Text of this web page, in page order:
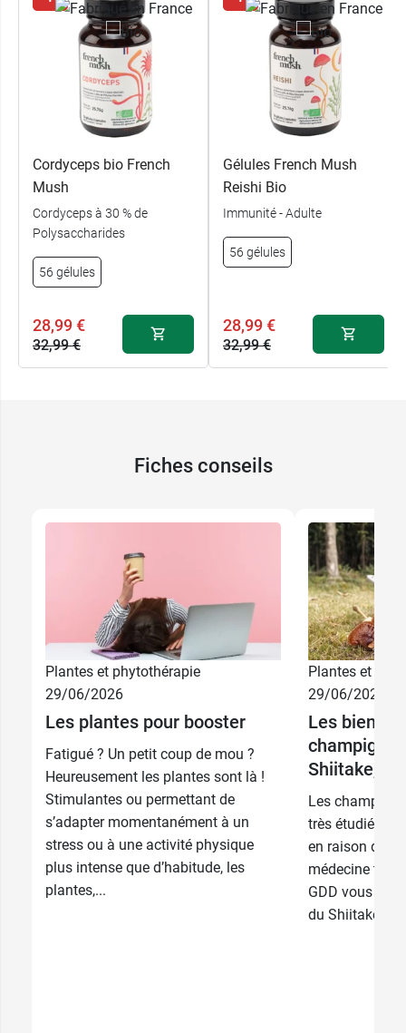
Cordyceps bio French
Mush
Cordyceps à 30 % de
Polysaccharides
56 gélules
28,99 €
32,99 €
Gélules French Mush
Reishi Bio
Immunité - Adulte
56 gélules
28,99 €
32,99 €
Fiches conseils
Plantes et phytothérapie
29/06/2026
Les plantes pour booster
Fatigué ? Un petit coup de mou ?
Heureusement les plantes sont là !
Stimulantes ou permettant de
s’adapter momentanément à un
stress ou à une activité physique
plus intense que d’habitude, les
plantes,...
Plantes et
29/06/2026
Les
Shiitake,
Les
très étudiés
en raison de
médecine
GDD vous dit
du Shiitake,